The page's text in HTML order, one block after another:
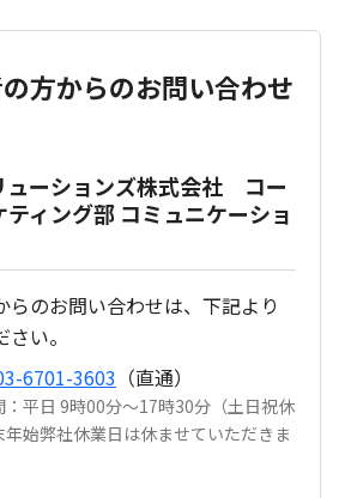
方からのお問い合わせ
ューションズ株式会社 コー
ィング部 コミュニケーショ
らのお問い合わせは、下記より
い。
6701-3603 （直通）
：平日 9時00分～17時30分（土日祝休
年始弊社休業日は休ませていただきま